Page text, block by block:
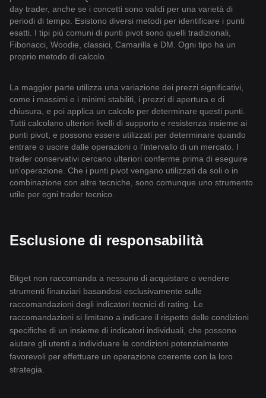
day trader, anche se i concetti sono validi per una varietà di
periodi di tempo. Esistono diversi metodi per identificare i punti
esatti. I tipi più comuni di punti pivot sono quelli tradizionali,
Fibonacci, Woodie, classici, Camarilla e DM. Ogni tipo ha un
proprio metodo di calcolo.
La maggior parte utilizza una variazione dei prezzi significativi,
come i massimi e i minimi stabiliti, i prezzi di apertura e di
chiusura, e poi applica un calcolo per determinare questi punti.
Tutti calcolano ulteriori livelli di supporto e resistenza insieme ai
punti pivot, e possono essere utilizzati per determinare quando
entrare o uscire dalle operazioni o l'intervallo di un mercato. I
trader conservativi cercano ulteriori conferme prima di eseguire
un'operazione. Che i punti pivot vengano utilizzati da soli o in
combinazione con altre tecniche, sono comunque uno strumento
utile per ogni trader tecnico.
Esclusione di responsabilità
Bitget non raccomanda a nessuno di acquistare o vendere
strumenti finanziari basandosi esclusivamente sulle
raccomandazioni degli indicatori tecnici di rating. Le
raccomandazioni si limitano a indicare il rispetto delle condizioni
specifiche di un insieme di indicatori individuali, che possono
aiutare gli utenti a individuare le condizioni potenzialmente
favorevoli per effettuare un operazione coerente con la loro
strategia.